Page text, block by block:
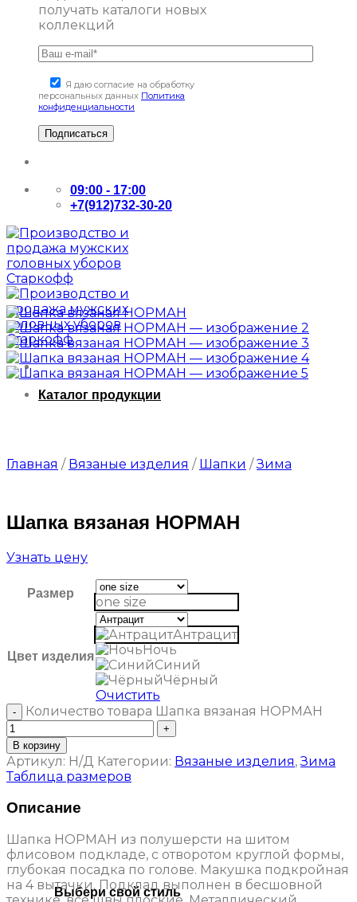
получать каталоги новых
коллекций
Я даю согласие на обработку
персональных данных Политика
конфиденциальности
09:00 - 17:00
+7(912)732-30-20
Каталог продукции
Выбери свой стиль
Главная / Вязаные изделия / Шапки / Зима
Шапка вязаная НОРМАН
Узнать цену
Размер
one size
Цвет изделия
Антрацит
Ночь
Синий
Чёрный
Очистить
Количество товара Шапка вязаная НОРМАН
В корзину
Артикул: Н/Д Категории: Вязаные изделия,Зима
Таблица размеров
Описание
Шапка НОРМАН из полушерсти на шитом
флисовом подкладе, с отворотом круглой формы,
глубокая посадка по голове. Макушка подкройная
на 4 вытачки. Подклад выполнен в бесшовной